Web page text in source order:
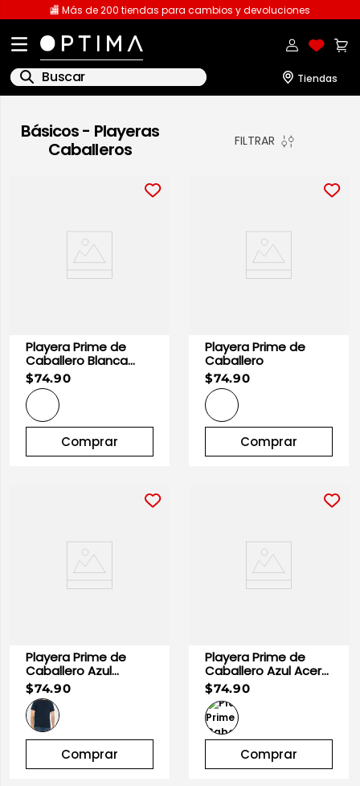
🏬 Más de 200 tiendas para cambios y devoluciones
Buscar
Básicos - Playeras
Caballeros
FILTRAR
Playera Prime de
Caballero Blanca
100% Algodón |
Optima
$74.90
Comprar
Playera Prime de
Caballero
$74.90
Comprar
Playera Prime de
Caballero Azul
Marino 100% Algodón
| Optima
$74.90
Comprar
Playera Prime de
Caballero Azul Acero
100% Algodón |
Optima
$74.90
Comprar
playeras caballero
sudaderas
pantalones
playera polo
10. playera manga larga